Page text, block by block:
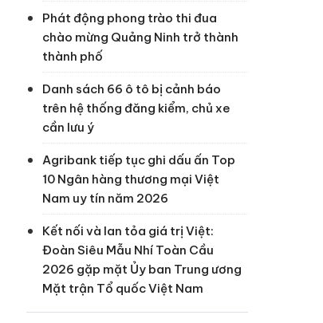
Phát động phong trào thi đua
chào mừng Quảng Ninh trở thành
thành phố
Danh sách 66 ô tô bị cảnh báo
trên hệ thống đăng kiểm, chủ xe
cần lưu ý
Agribank tiếp tục ghi dấu ấn Top
10 Ngân hàng thương mại Việt
Nam uy tín năm 2026
Kết nối và lan tỏa giá trị Việt:
Đoàn Siêu Mẫu Nhí Toàn Cầu
2026 gặp mặt Ủy ban Trung ương
Mặt trận Tổ quốc Việt Nam